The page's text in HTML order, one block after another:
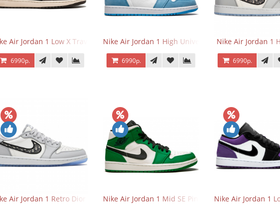
Air Jordan 1 Low X Travis Scott
6990р.
Nike Air Jordan 1 High University Blue
6990р.
Nike Air Jordan 1
6990р.
Air Jordan 1 Retro Dior Low Nike Air Jordan 1 Mid SE Pine GreenNike Air Jordan 1